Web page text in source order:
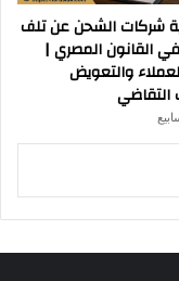
شركات الشحن عن تلف
القانون المصري |
والتعويض
التقاضي